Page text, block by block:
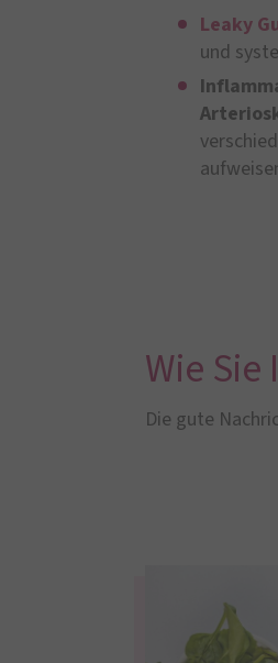
Leaky
und
Wie
Die gute